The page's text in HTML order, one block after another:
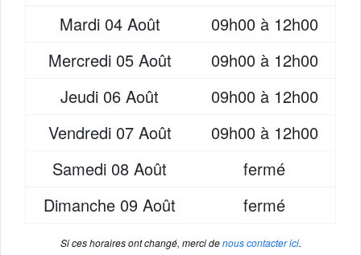
Mardi 04 Août
09h00 à 12h00
Mercredi 05 Août
09h00 à 12h00
Jeudi 06 Août
09h00 à 12h00
Vendredi 07 Août
09h00 à 12h00
Samedi 08 Août
fermé
Dimanche 09 Août fermé
Si ces horaires ont changé, merci denous contacter ici.